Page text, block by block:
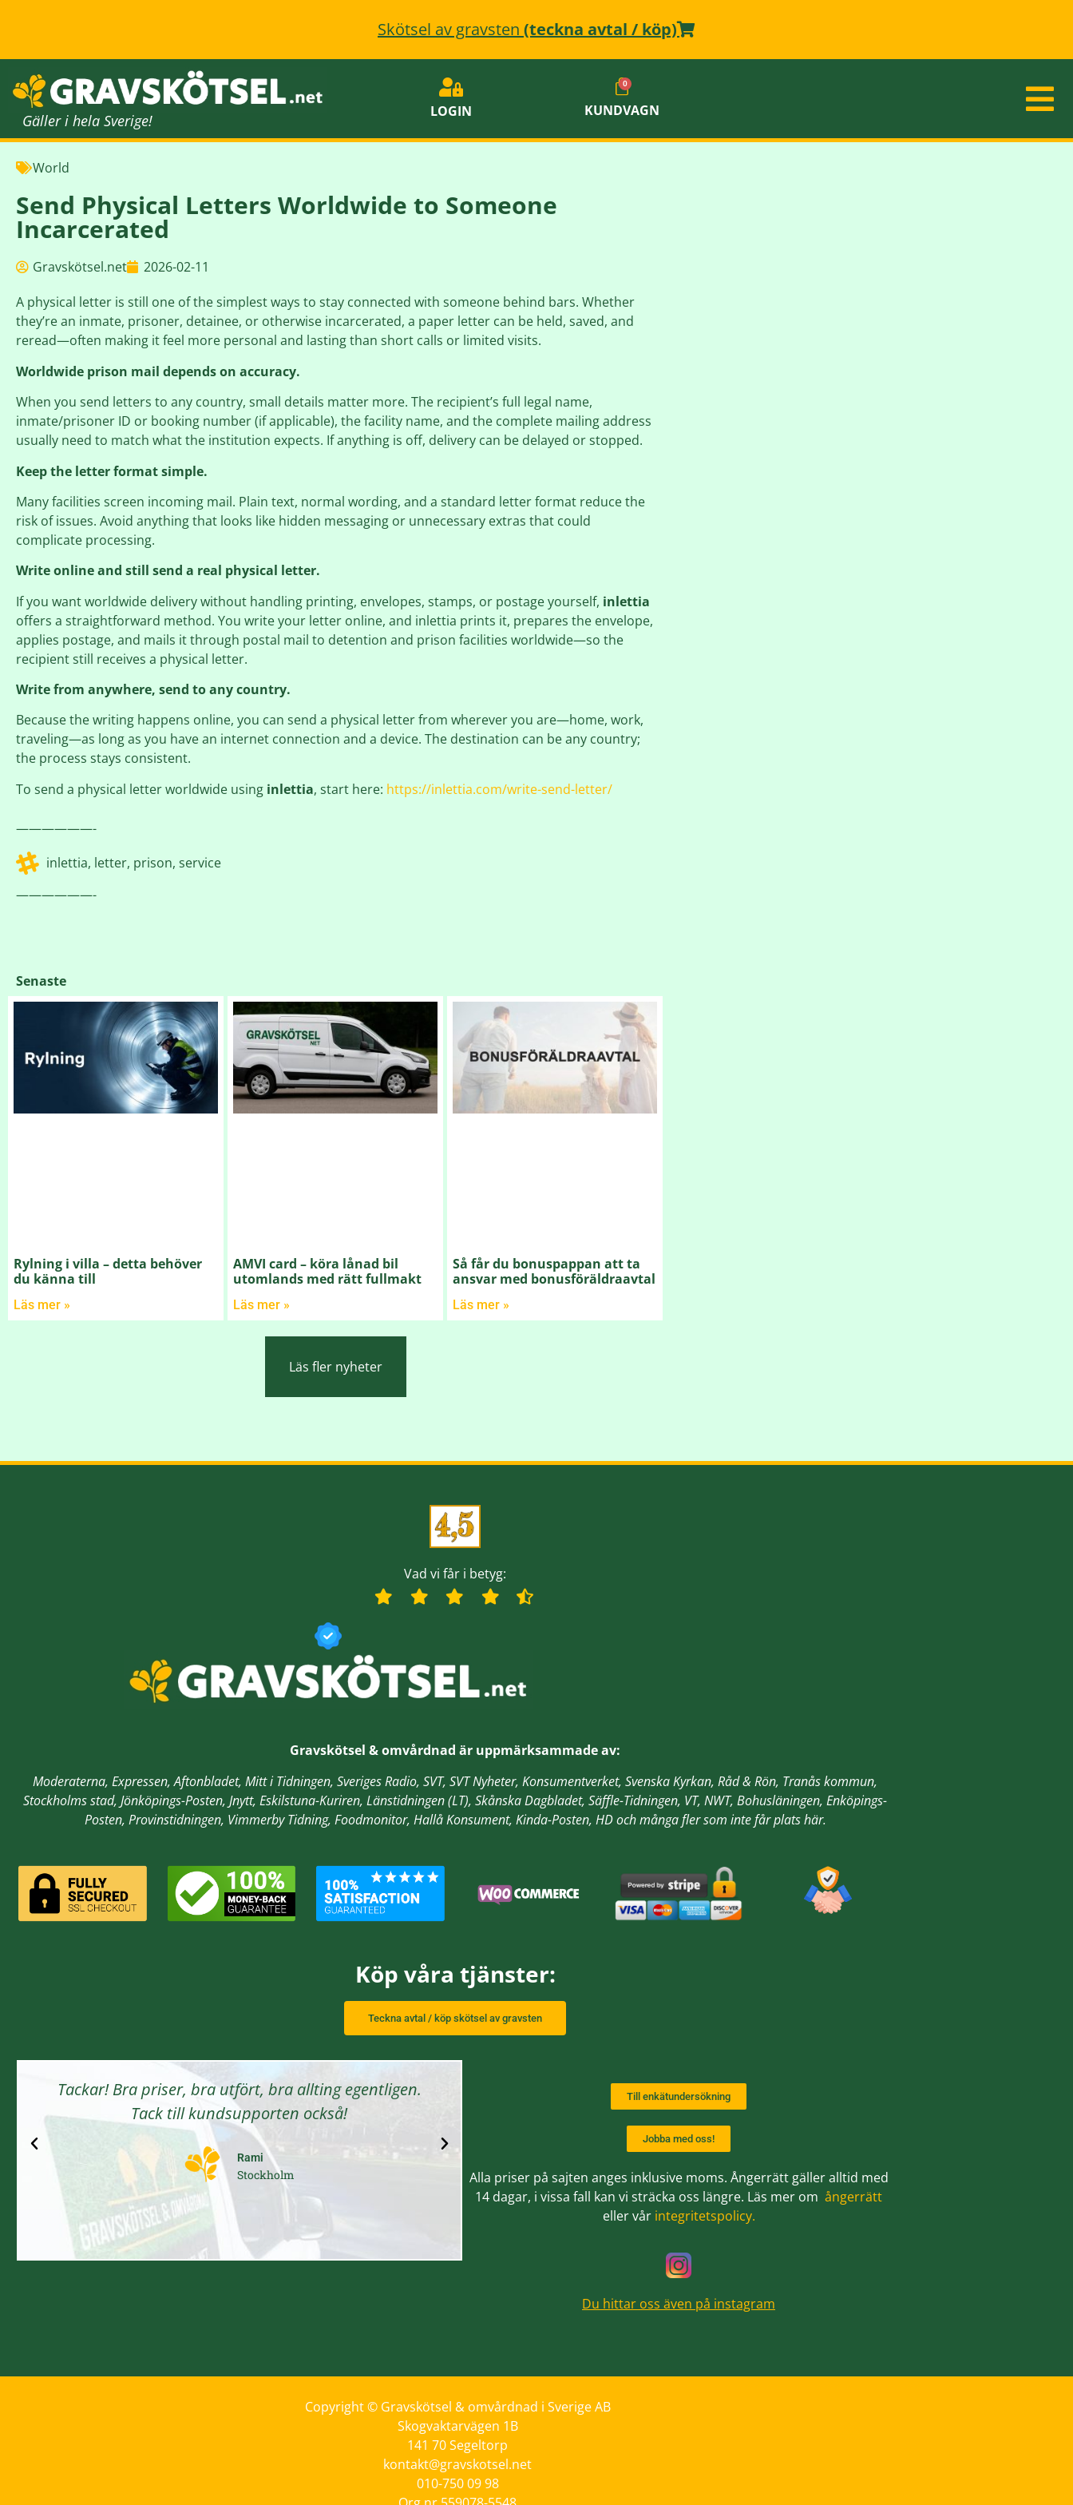
Skötsel av gravsten (teckna avtal / köp)
Gäller i hela Sverige! LOGIN KUNDVAGN
World
Send Physical Letters Worldwide to Someone
Incarcerated
Gravskötsel.net
2026-02-11
A physical letter is still one of the simplest ways to stay connected with someone behind bars. Whether
they’re an inmate, prisoner, detainee, or otherwise incarcerated, a paper letter can be held, saved, and
reread—often making it feel more personal and lasting than short calls or limited visits.
Worldwide prison mail depends on accuracy.
When you send letters to any country, small details matter more. The recipient’s full legal name,
inmate/prisoner ID or booking number (if applicable), the facility name, and the complete mailing address
usually need to match what the institution expects. If anything is off, delivery can be delayed or stopped.
Keep the letter format simple.
Many facilities screen incoming mail. Plain text, normal wording, and a standard letter format reduce the
risk of issues. Avoid anything that looks like hidden messaging or unnecessary extras that could
complicate processing.
Write online and still send a real physical letter.
If you want worldwide delivery without handling printing, envelopes, stamps, or postage yourself, inlettia
offers a straightforward method. You write your letter online, and inlettia prints it, prepares the envelope,
applies postage, and mails it through postal mail to detention and prison facilities worldwide—so the
recipient still receives a physical letter.
Write from anywhere, send to any country.
Because the writing happens online, you can send a physical letter from wherever you are—home, work,
traveling—as long as you have an internet connection and a device. The destination can be any country;
the process stays consistent.
To send a physical letter worldwide using inlettia, start here: https://inlettia.com/write-send-letter/
——————-
inlettia, letter, prison, service
——————-
Senaste
Rylning i villa – detta behöver
du känna till
Läs mer »
AMVI card – köra lånad bil
utomlands med rätt fullmakt
Läs mer »
Så får du bonuspappan att ta
ansvar med bonusföräldraavtal
Läs mer »
Läs fler nyheter
Vad vi får i betyg:
Gravskötsel & omvårdnad är uppmärksammade av:
Moderaterna, Expressen, Aftonbladet, Mitt i Tidningen, Sveriges Radio, SVT, SVT Nyheter, Konsumentverket, Svenska Kyrkan, Råd & Rön, Tranås kommun,
Stockholms stad, Jönköpings-Posten, Jnytt, Eskilstuna-Kuriren, Länstidningen (LT), Skånska Dagbladet, Säffle-Tidningen, VT, NWT, Bohusläningen, Enköpings-
Posten, Provinstidningen, Vimmerby Tidning, Foodmonitor, Hallå Konsument, Kinda-Posten, HDoch många fler som inte får plats här.
Köp våra tjänster:
Teckna avtal / köp skötsel av gravsten
Tackar! Bra priser, bra utfört, bra allting egentligen.
Tack till kundsupporten också!
Rami
Stockholm
Riktigt bra, ett stort tack ska ni ha på Gravskötsel och
omvårdnad
Uppsala
Till enkätundersökning
Jobba med oss!
Alla priser på sajten anges inklusive moms. Ångerrätt gäller alltid med
14 dagar, i vissa fall kan vi sträcka oss längre. Läs mer om ångerrätt
eller vår integritetspolicy.
Du hittar oss även på instagram
Copyright © Gravskötsel & omvårdnad i Sverige AB
Skogvaktarvägen 1B
141 70 Segeltorp
kontakt@gravskotsel.net
010-750 09 98